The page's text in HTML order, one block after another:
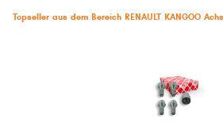
Topseller aus dem Bereich RENAULT KANGOO